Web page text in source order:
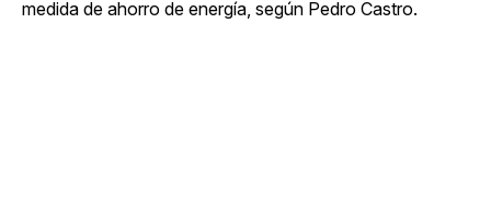
medida de ahorro de energía, según Pedro Castro.